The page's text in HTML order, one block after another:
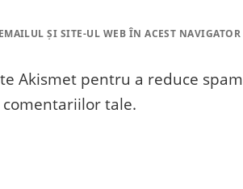
ȘI SITE-UL WEB ÎN ACEST
Akismet pentru a reduce
tale.